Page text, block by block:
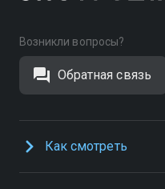
Возникли вопросы?
Обратная связь
Как смотреть